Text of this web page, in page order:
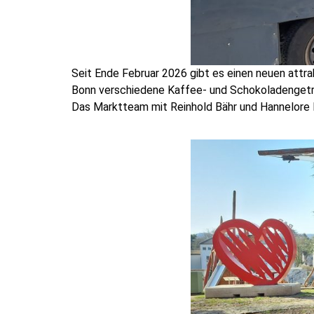
Seit Ende Februar 2026 gibt es einen neuen
Bonn verschiedene Kaffee- und
Das Marktteam mit Reinhold Bähr und